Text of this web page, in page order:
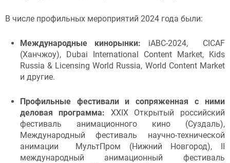
В числе профильных мероприятий 2024 года были:
Международные кинорынки: iABC-2024, CICAF
(Ханчжоу), Dubai International Content Market, Kids
Russia & Licensing World Russia, World Content Market
и другие.
Профильные фестивали и сопряженная с ними
деловая программа: XXIX Открытый российский
фестиваль анимационного кино (Суздаль),
Международный фестиваль научно-технической
анимации МультПром (Нижний Новгород), II
международный анимационный фестиваль